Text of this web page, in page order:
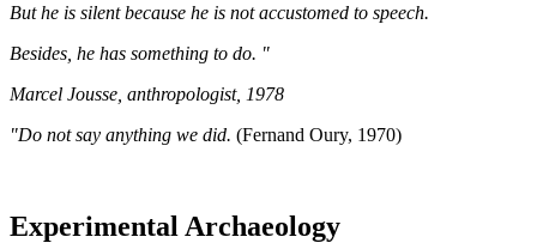
But he is silent because he is not accustomed to speech.
Besides, he has something to do. "
Marcel Jousse, anthropologist, 1978
"Do not say anything we did. (Fernand Oury, 1970)
Experimental Archaeology